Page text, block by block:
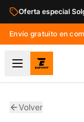
Saltar alOferta especial
Envío gratuito en
Volver